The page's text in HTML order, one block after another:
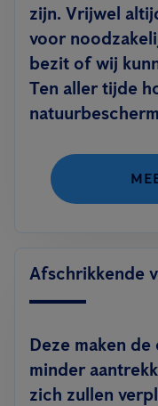
zijn. Vrijwel
voor
bezit of wij
Ten aller tijde
Afschrikkende
Deze maken
minder
zich zullen